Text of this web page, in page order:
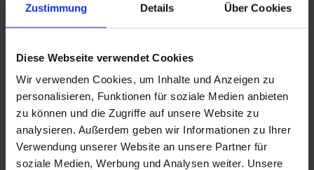
Zustimmung Details Über Cookies
Diese Webseite verwendet Cookies
Wir verwenden Cookies, um Inhalte und Anzeigen zu
personalisieren, Funktionen für soziale Medien anbieten
zu können und die Zugriffe auf unsere Website zu
analysieren. Außerdem geben wir Informationen zu Ihrer
Verwendung unserer Website an unsere Partner für
soziale Medien, Werbung und Analysen weiter. Unsere
purchases are secured on the stock exchange through
hedging. Hedging means that the purchase obligation on the
same quantity and on the same date. Possible wins and
losses are thereby equalised and the risk is eliminated.
Our customers benefit from secure prices with which they
can calculate in the long term. Secure your needs, benefit
from our experience in the copper business and minimise